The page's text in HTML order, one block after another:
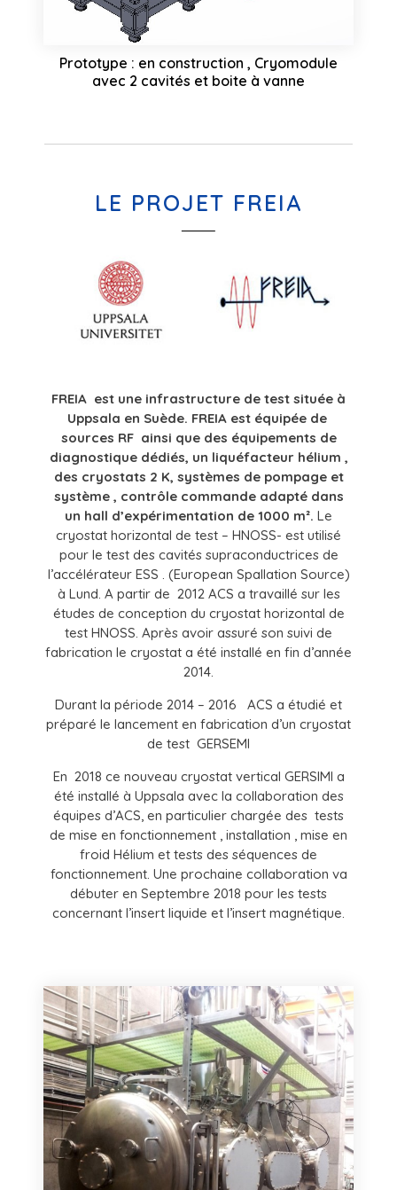
Prototype : en construction , Cryomodule
avec 2 cavités et boite à vanne
LE PROJET FREIA
FREIA est une infrastructure de test située à
Uppsala en Suède. FREIA est équipée de
sources RF ainsi que des équipements de
diagnostique dédiés, un liquéfacteur hélium ,
des cryostats 2 K, systèmes de pompage et
système , contrôle commande adapté dans
un hall d’expérimentation de 1000 m². Le
cryostat horizontal de test – HNOSS- est utilisé
pour le test des cavités supraconductrices de
l’accélérateur ESS . (European Spallation Source)
à Lund. A partir de 2012 ACS a travaillé sur les
études de conception du cryostat horizontal de
test HNOSS. Après avoir assuré son suivi de
fabrication le cryostat a été installé en fin d’année
2014.
Durant la période 2014 – 2016 ACS a étudié et
préparé le lancement en fabrication d’un cryostat
de test GERSEMI
En 2018 ce nouveau cryostat vertical GERSIMI a
été installé à Uppsala avec la collaboration des
équipes d’ACS, en particulier chargée des tests
de mise en fonctionnement , installation , mise en
froid Hélium et tests des séquences de
fonctionnement. Une prochaine collaboration va
débuter en Septembre 2018 pour les tests
concernant l’insert liquide et l’insert magnétique.